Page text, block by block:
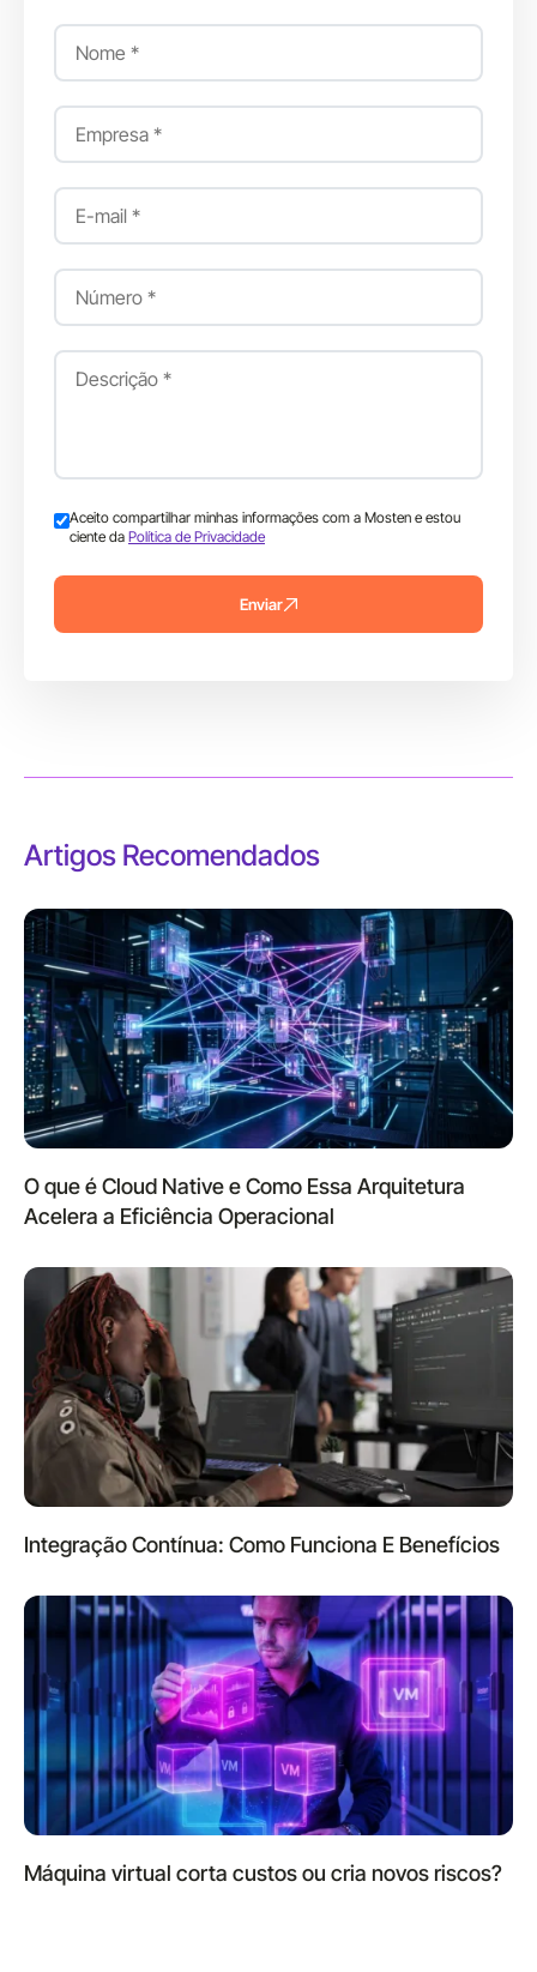
Aceito compartilhar minhas informações com a Mosten e estou
ciente da Política de Privacidade
Enviar
Artigos Recomendados
O que é Cloud Native e Como Essa Arquitetura
Acelera a Eficiência Operacional
Integração Contínua: Como Funciona E Benefícios
Máquina virtual corta custos ou cria novos riscos?